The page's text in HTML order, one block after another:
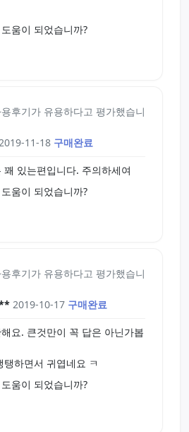
움이 되었습니까?
후기가 유용하다고 평가했습니
2019-11-18 구매완료
있는편입니다. 주의하세여
움이 되었습니까?
후기가 유용하다고 평가했습니
2019-10-17 구매완료
요. 큰것만이 꼭 답은 아닌가봅
하면서 귀엽네요 ㅋ
움이 되었습니까?